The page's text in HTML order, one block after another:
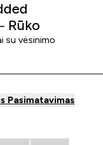
Rūko
su vėsinimo
Pasimatavimas